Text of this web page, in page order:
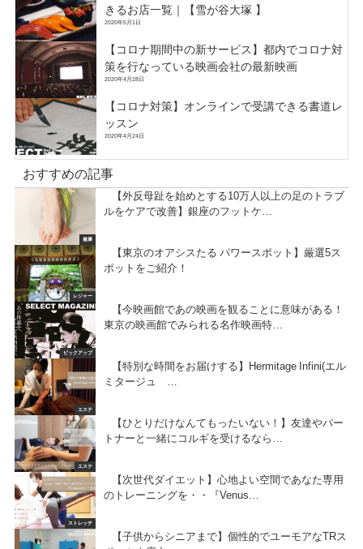
きるお店一覧｜【雪が谷大塚 】
2020年5月1日
【コロナ期間中の新サービス】都内でコロナ対
策を行なっている映画会社の最新映画
2020年4月28日
【コロナ対策】オンラインで受講できる書道レ
ッスン
2020年4月24日
おすすめの記事
健康
【外反母趾を始めとする10万人以上の足のトラブ
ルをケアで改善】銀座のフットケ…
レジャー
【東京のオアシスたる パワースポット】厳選5ス
ポットをご紹介！
ピックアップ
【今映画館であの映画を観ることに意味がある！
東京の映画館でみられる名作映画特…
エステ
【特別な時間をお届けする】Hermitage Infini(エル
ミタージュ …
エステ
【ひとりだけなんてもったいない！】友達やパー
トナーと一緒にコルギを受けるなら…
ストレッチ
【次世代ダイエット】心地よい空間であなた専用
のトレーニングを・・『Venus…
【子供からシニアまで】個性的でユーモアなTRス